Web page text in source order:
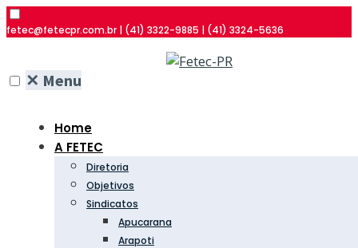
fetec@fetecpr.com.br | (41) 3322-9885 | (41) 3324-5636
✕ Menu
Home
A FETEC
Diretoria
Objetivos
Sindicatos
Apucarana
Arapoti